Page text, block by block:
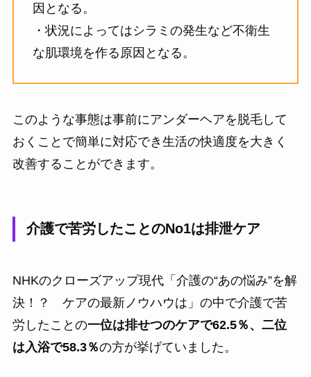
因となる。
・状況によってはシラミの発生など不衛生
な肌環境を作る原因となる。
このような事態は事前にアンダーヘアを脱毛して
おくことで簡単に対応でき生活の快適度を大きく
改善することができます。
介護で苦労したことのNo1は排泄ケア
NHKのクローズアップ現代「介護の“あの悩み”を解
決！？ ケアの最新ノウハウは」の中で介護で苦
労したことの一位は排せつのケアで62.5％、二位
は入浴で58.3％の方が挙げていました。